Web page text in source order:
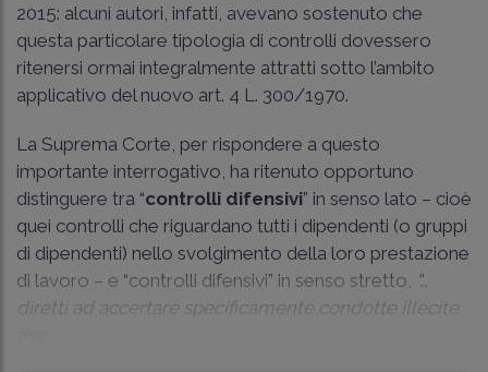
2015: alcuni autori, infatti, avevano sostenuto che
questa particolare tipologia di controlli dovessero
ritenersi ormai integralmente attratti sotto l’ambito
applicativo del nuovo art. 4 L. 300/1970.
La Suprema Corte, per rispondere a questo
importante interrogativo, ha ritenuto opportuno
distinguere tra “controlli difensivi” in senso lato – cioè
quei controlli che riguardano tutti i dipendenti (o gruppi
di dipendenti) nello svolgimento della loro prestazione
di lavoro – e “controlli difensivi” in senso stretto, “…
diretti ad accertare specificamente condotte illecite